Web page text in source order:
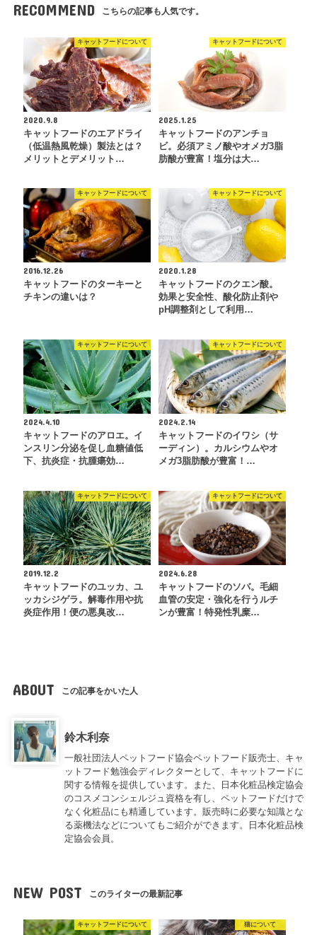
RECOMMEND こちらの記事も人気です。
キャットフードについて
2020.9.8
キャットフードのエアドライ
（低温熱風乾燥）製法とは？
メリットとデメリット…
キャットフードについて
2025.1.25
キャットフードのアンチョ
ビ。必須アミノ酸やオメガ3脂
肪酸が豊富！塩分は大…
キャットフードについて
2016.12.26
キャットフードのターキーと
チキンの違いは？
キャットフードについて
2020.1.28
キャットフードのクエン酸。
効果と安全性、酸化防止剤や
pH調整剤として利用…
キャットフードについて
2024.4.10
キャットフードのアロエ。イ
ンスリン分泌を促し血糖値低
下、抗炎症・抗腫瘍効…
キャットフードについて
2024.2.14
キャットフードのイワシ（サ
ーディン）。カルシウムやオ
メガ3脂肪酸が豊富！…
キャットフードについて
2019.12.2
キャットフードのユッカ、ユ
ッカシジゲラ。解毒作用や抗
炎症作用！便の悪臭改…
キャットフードについて
2024.6.28
キャットフードのソバ。毛細
血管の安定・強化を行うルチ
ンが豊富！特発性乳糜…
ABOUT この記事をかいた人
鈴木利奈
一般社団法人ペットフード協会ペットフード販売士、キャ
ットフード勉強会ディレクターとして、キャットフードに
関する情報を提供しています。また、日本化粧品検定協会
のコスメコンシェルジュ資格を有し、ペットフードだけで
なく化粧品にも精通しています。販売時に必要な知識とな
る薬機法などについてもご紹介ができます。日本化粧品検
定協会会員。
NEW POST このライターの最新記事
キャットフードについて 猫について